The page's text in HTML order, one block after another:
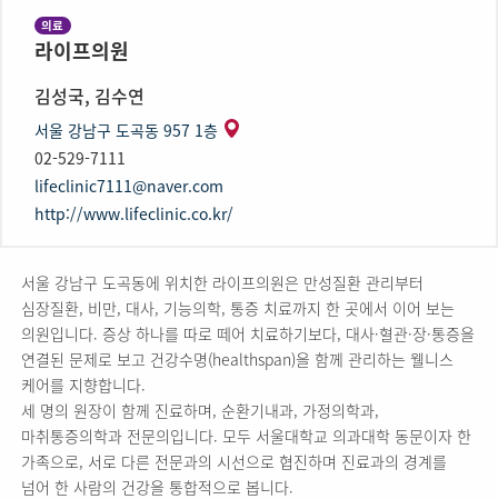
의료
라이프의원
김성국, 김수연
서울 강남구 도곡동 957 1층
02-529-7111
lifeclinic7111@naver.com
http://www.lifeclinic.co.kr/
서울 강남구 도곡동에 위치한 라이프의원은 만성질환 관리부터
심장질환, 비만, 대사, 기능의학, 통증 치료까지 한 곳에서 이어 보는
의원입니다. 증상 하나를 따로 떼어 치료하기보다, 대사·혈관·장·통증을
연결된 문제로 보고 건강수명(healthspan)을 함께 관리하는 웰니스
케어를 지향합니다.
세 명의 원장이 함께 진료하며, 순환기내과, 가정의학과,
마취통증의학과 전문의입니다. 모두 서울대학교 의과대학 동문이자 한
가족으로, 서로 다른 전문과의 시선으로 협진하며 진료과의 경계를
넘어 한 사람의 건강을 통합적으로 봅니다.